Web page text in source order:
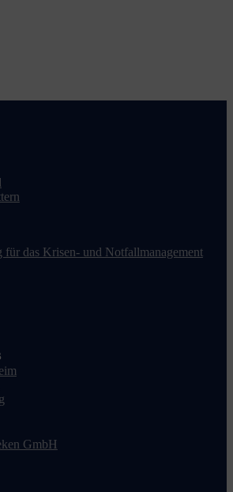
für das Krisen- und Notfallmanagement
GmbH